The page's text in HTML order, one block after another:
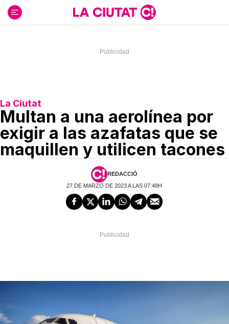
contenido
La Ciutat
Multan a una aerolínea por
exigir a las azafatas que se
maquillen y utilicen tacones
REDACCIÓ
27 DE MARZO DE 2023 A LAS 07:48H